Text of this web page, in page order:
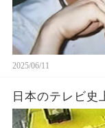
2025/06/11
日本のテレビ史